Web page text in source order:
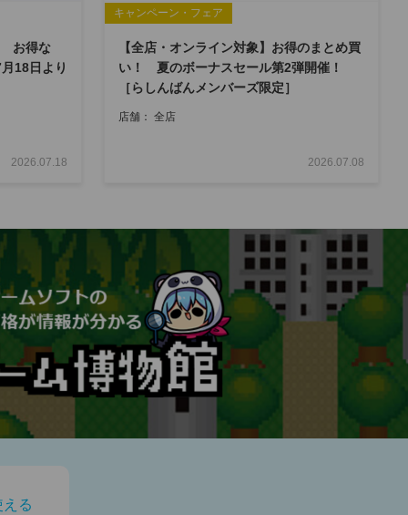
お得な
18日より
2026.07.18
キャンペーン・フェア
【全店・オンライン対象】お得のまとめ買
い！ 夏のボーナスセール第2弾開催！
［らしんばんメンバーズ限定］
店舗： 全店
2026.07.08
る